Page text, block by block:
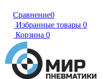
Сравнение0
Избранные товары 0
Корзина 0